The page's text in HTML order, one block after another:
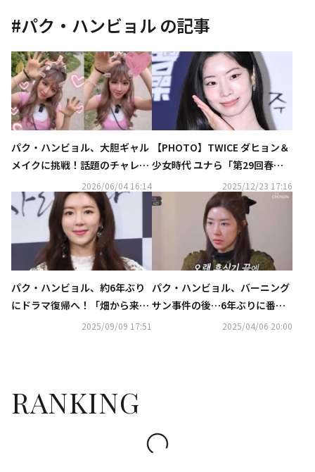
#パク・ハンビョル の記事
パク・ハンビョル、大胆ギャル
メイクに挑戦！話題のチャレン
ジにあわせて可愛らしいダンス
披露
2026/06/04 16:14
【PHOTO】TWICE ダヒョン＆
少女時代 ユナら「第29回春史
映画祭」レッドカーペットに登
場
2025/12/23 17:16
パク・ハンビョル、約6年ぶり
にドラマ復帰へ！「畑から来た
あなた」主演に抜擢2025/09/09 17:51
パク・ハンビョル、バーニング
サン事件の後…6年ぶりに番組
出演「妻として責任を感じた」
2025/04/06 20:00
RANKING